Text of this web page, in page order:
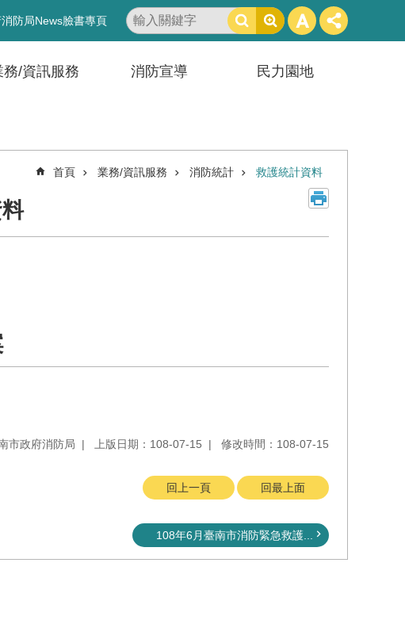
防局News臉書專頁
搜
尋
務/資訊服務 消防宣導 民力園地
首頁 業務/資訊服務 消防統計 救護統計資料
市政府消防局 上版日期：108-07-15 修改時間：108-07-15
回上一頁 回最上面
108年6月臺南市消防緊急救護...